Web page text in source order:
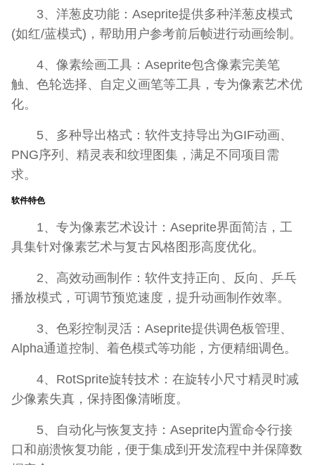
3、洋葱皮功能：Aseprite提供多种洋葱皮模式
(如红/蓝模式)，帮助用户参考前后帧进行动画绘制。
4、像素绘画工具：Aseprite包含像素完美笔
触、色轮选择、自定义画笔等工具，专为像素艺术优
化。
5、多种导出格式：软件支持导出为GIF动画、
PNG序列、精灵表和纹理图集，满足不同项目需
求。
软件特色
1、专为像素艺术设计：Aseprite界面简洁，工
具集针对像素艺术与复古风格图形高度优化。
2、高效动画制作：软件支持正向、反向、乒乓
播放模式，可调节预览速度，提升动画制作效率。
3、色彩控制灵活：Aseprite提供调色板管理、
Alpha通道控制、着色模式等功能，方便精细调色。
4、RotSprite旋转技术：在旋转小尺寸精灵时减
少像素失真，保持图像清晰度。
5、自动化与恢复支持：Aseprite内置命令行接
口和崩溃恢复功能，便于集成到开发流程中并保障数